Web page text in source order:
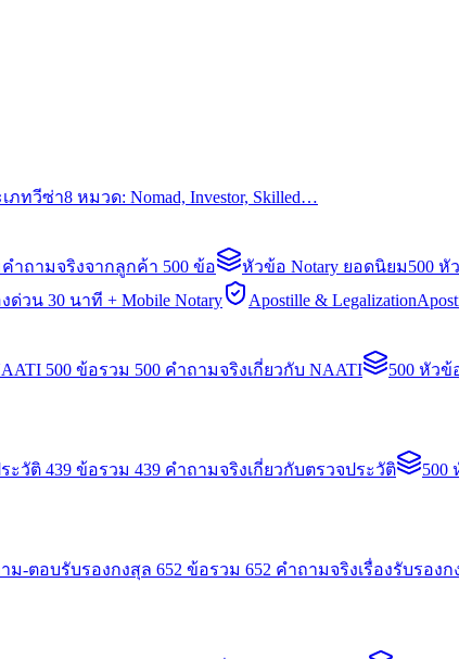
ภทวีซ่า8 หมวด: Nomad, Investor, Skilled…
ำถามจริงจากลูกค้า 500 ข้อ หัวข้อ Notary ยอดนิยม500 หั
ด่วน 30 นาที + Mobile Notary Apostille & Legalization
500 ข้อรวม 500 คำถามจริงเกี่ยวกับ NAATI 500 หัวข้
ะวัติ 439 ข้อรวม 439 คำถามจริงเกี่ยวกับตรวจประวัติ 500
ม-ตอบรับรองกงสุล 652 ข้อรวม 652 คำถามจริงเรื่องรับรองก